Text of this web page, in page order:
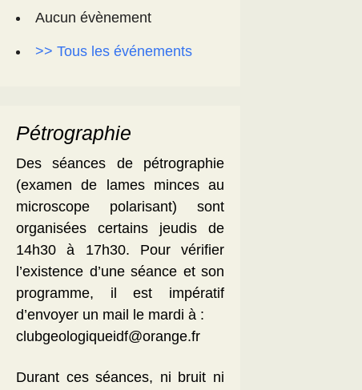
Aucun évènement
>> Tous les événements
Pétrographie
Des séances de pétrographie
(examen de lames minces au
microscope polarisant) sont
organisées certains jeudis de
14h30 à 17h30. Pour vérifier
l’existence d’une séance et son
programme, il est impératif
d’envoyer un mail le mardi à :
clubgeologiqueidf@orange.fr
Durant ces séances, ni bruit ni